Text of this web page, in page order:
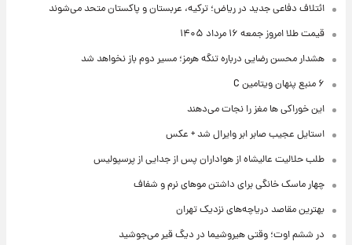
ائتلاف دفاعی جدید در ریاض؛ ترکیه، عربستان و پاکستان متحد می‌شوند
قیمت طلا امروز جمعه ۱۶ مرداد ۱۴۰۵
هشدار محسن رضایی درباره تنگه هرمز؛ مسیر دوم باز نخواهد شد
۶ منبع پنهان ویتامین C
این خوراکی ها مغز را نجات می‌دهند
استایل عجیب صابر ابر وایرال شد + عکس
طلب حلالیت عالیشاه از هواداران پس از جدایی از پرسپولیس
چهار ماسک خانگی برای داشتن موهای نرم و شفاف
بهترین مقاصد دریاچه‌های نزدیک تهران
در ششم اوت؛ وقتی هیروشیما در دیگ قیر می‌جوشید